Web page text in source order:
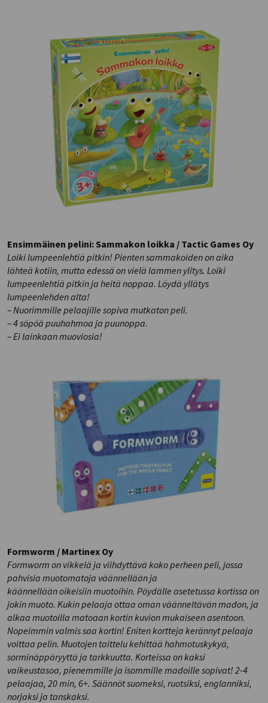
Ensimmäinen pelini: Sammakon loikka / Tactic Games Oy
Loiki lumpeenlehtiä pitkin! Pienten sammakoiden on aika
lähteä kotiin, mutta edessä on vielä lammen ylitys. Loiki
lumpeenlehtiä pitkin ja heitä noppaa. Löydä yllätys
lumpeenlehden alta!
– Nuorimmille pelaajille sopiva mutkaton peli.
– 4 söpöä puuhahmoa ja puunoppa.
– Ei lainkaan muoviosia!
Formworm / Martinex Oy
Formworm on vikkelä ja viihdyttävä koko perheen peli, jossa
pahvisia muotomatoja väännellään ja
käännellään oikeisiin muotoihin. Pöydälle asetetussa kortissa on
jokin muoto. Kukin pelaaja ottaa oman väänneltävän madon, ja
alkaa muotoilla matoaan kortin kuvion mukaiseen asentoon.
Nopeimmin valmis saa kortin! Eniten kortteja kerännyt pelaaja
voittaa pelin. Muotojen taittelu kehittää hahmotuskykyä,
sorminäppäryyttä ja tarkkuutta. Korteissa on kaksi
vaikeustasoa, pienemmille ja isommille madoille sopivat! 2-4
pelaajaa, 20 min, 6+. Säännöt suomeksi, ruotsiksi, englanniksi,
norjaksi ja tanskaksi.